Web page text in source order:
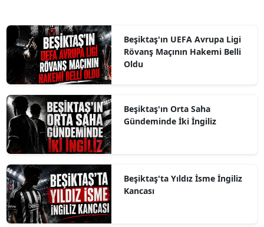
Beşiktaş'ın UEFA Avrupa Ligi
Rövanş Maçının Hakemi Belli
Oldu
Beşiktaş'ın Orta Saha
Gündeminde İki İngiliz
Beşiktaş'ta Yıldız İsme İngiliz
Kancası